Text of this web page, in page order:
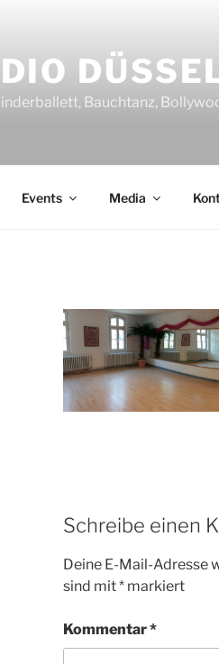
Bauchtanz,
Events Media
Schreibe einen
Deine E-Mail-Adresse
sind mit*markiert
Kommentar*